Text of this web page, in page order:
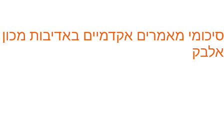
סיכומי מאמרים אקדמיים באדיבות מכון
אלבק